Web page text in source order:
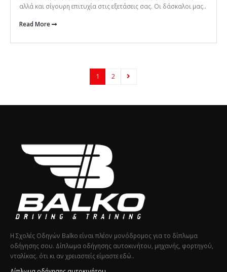
αλλά και σίγουρη επιτυχία στις εξετάσεις σας. Οι δάσκαλοι μας..
Read More
1 2
Η Σχολές Οδηγών Balko είναι πλέον μονόδρομος για το δίπλωμα
οδήγησης σου. Δίπλωμα οδήγησης αυτοκινήτου, μηχανής, φορτηγού,
νταλίκας. ότι κι αν χρειαστείς είμαστε εδώ..